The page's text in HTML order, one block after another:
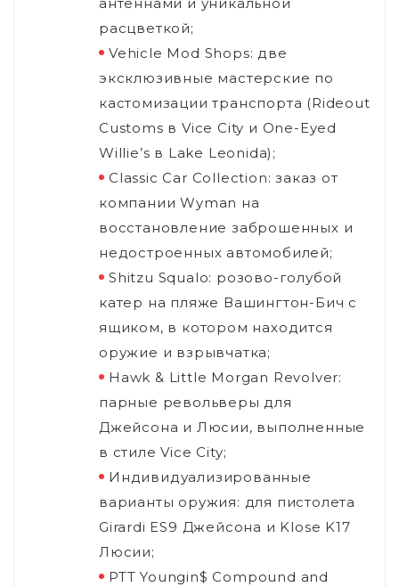
антеннами и уникальной
расцветкой;
Vehicle Mod Shops: две
эксклюзивные мастерские по
кастомизации транспорта (Rideout
Customs в Vice City и One-Eyed
Willie’s в Lake Leonida);
Classic Car Collection: заказ от
компании Wyman на
восстановление заброшенных и
недостроенных автомобилей;
Shitzu Squalo: розово-голубой
катер на пляже Вашингтон-Бич с
ящиком, в котором находится
оружие и взрывчатка;
Hawk & Little Morgan Revolver:
парные револьверы для
Джейсона и Люсии, выполненные
в стиле Vice City;
Индивидуализированные
варианты оружия: для пистолета
Girardi ES9 Джейсона и Klose K17
Люсии;
PTT Youngin$ Compound and